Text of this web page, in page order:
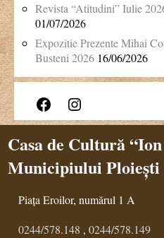
Revista “Atitudini” Iulie
01/07/2026
Expozitie Prezente Mihai
Busteni 2026 16/06/2026
Facebook Instagram
Casa de Cultură
Municipiului Ploiești
Piața Eroilor, numărul 1 A
0244/578.148 ,0244/578.149